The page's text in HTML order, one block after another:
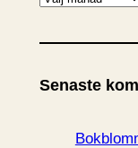
k
v
Senaste